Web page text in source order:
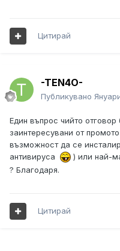
Цитирай
-TEN4O-
Публикувано
Един въпрос чийто
заинтересувани от
възможност да се
антивируса
) или най-
? Благодаря.
Цитирай